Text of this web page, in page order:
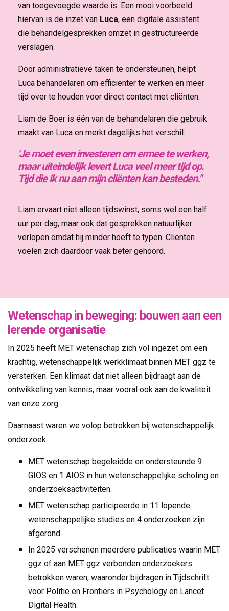
van toegevoegde waarde is. Een mooi voorbeeld
hiervan is de inzet van Luca, een digitale assistent
die behandelgesprekken omzet in gestructureerde
verslagen.
Door administratieve taken te ondersteunen, helpt
Luca behandelaren om efficiënter te werken en meer
tijd over te houden voor direct contact met cliënten.
Liam de Boer is één van de behandelaren die gebruik
maakt van Luca en merkt dagelijks het verschil:
'Je moet even investeren om ermee te werken,
maar uiteindelijk levert Luca veel meer tijd op.
Tijd die ik nu aan mijn cliënten kan besteden."
Liam ervaart niet alleen tijdswinst, soms wel een half
uur per dag, maar ook dat gesprekken natuurlijker
verlopen omdat hij minder hoeft te typen. Cliënten
voelen zich daardoor vaak beter gehoord.
Wetenschap in beweging: bouwen aan een
lerende organisatie
In 2025 heeft MET wetenschap zich vol ingezet om een
krachtig, wetenschappelijk werkklimaat binnen MET ggz te
versterken. Een klimaat dat niet alleen bijdraagt aan de
ontwikkeling van kennis, maar vooral ook aan de kwaliteit
van onze zorg.
Daarnaast waren we volop betrokken bij wetenschappelijk
onderzoek:
MET wetenschap begeleidde en ondersteunde 9
GIOS en 1 AIOS in hun wetenschappelijke scholing en
onderzoeksactiviteiten.
MET wetenschap participeerde in 11 lopende
wetenschappelijke studies en 4 onderzoeken zijn
afgerond.
In 2025 verschenen meerdere publicaties waarin MET
ggz of aan MET ggz verbonden onderzoekers
betrokken waren, waaronder bijdragen in Tijdschrift
voor Politie en Frontiers in Psychology en Lancet
Digital Health.